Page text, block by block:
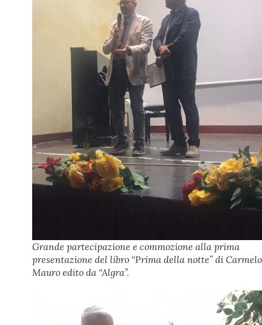
Grande partecipazione e commozione alla prima
presentazione del libro “Prima della notte” di
Mauro edito da “Algra”.